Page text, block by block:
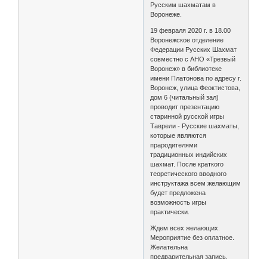
Русским шахматам в
Воронеже.
19 февраля 2020 г. в 18.00
Воронежское отделение
Федерации Русских Шахмат
совместно с АНО «Трезвый
Воронеж» в библиотеке
имени Платонова по адресу г.
Воронеж, улица Феоктистова,
дом 6 (читальный зал)
проводит презентацию
старинной русской игры
Таврели - Русские шахматы,
которые являются
прародителями
традиционных индийских
шахмат. После краткого
теоретического вводного
инструктажа всем желающим
будет предложена
возможность игры
практически.
Ждем всех желающих.
Мероприятие без оплатное.
Желательна
предварительная запись.